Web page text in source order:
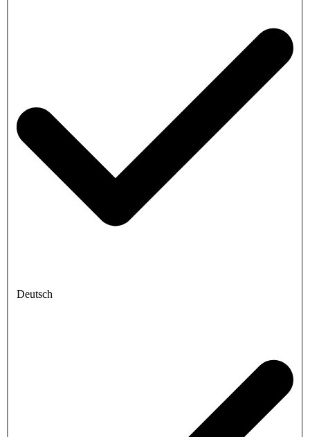
Deutsch